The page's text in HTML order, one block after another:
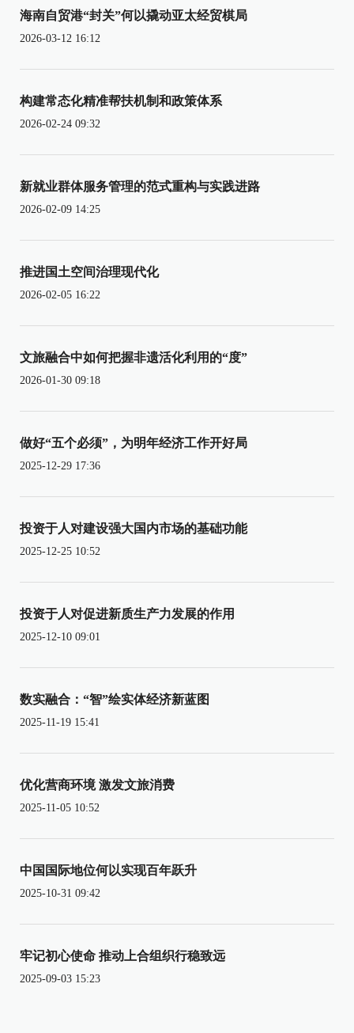
海南自贸港“封关”何以撬动亚太经贸棋局
2026-03-12 16:12
构建常态化精准帮扶机制和政策体系
2026-02-24 09:32
新就业群体服务管理的范式重构与实践进路
2026-02-09 14:25
推进国土空间治理现代化
2026-02-05 16:22
文旅融合中如何把握非遗活化利用的“度”
2026-01-30 09:18
做好“五个必须”，为明年经济工作开好局
2025-12-29 17:36
投资于人对建设强大国内市场的基础功能
2025-12-25 10:52
投资于人对促进新质生产力发展的作用
2025-12-10 09:01
数实融合：“智”绘实体经济新蓝图
2025-11-19 15:41
优化营商环境 激发文旅消费
2025-11-05 10:52
中国国际地位何以实现百年跃升
2025-10-31 09:42
牢记初心使命 推动上合组织行稳致远
2025-09-03 15:23